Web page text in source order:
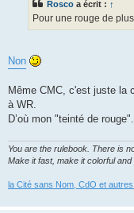
Rosco a écrit : ↑
Pour une rouge de plus
Non
Même CMC, c'est juste la
à WR.
D’où mon "teinté de rouge".
You are the rulebook. There is
Make it fast, make it colorful
la Cité sans Nom, CdO et